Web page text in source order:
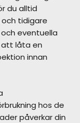
du alltid
tidigare
eventuella
att låta en
innan
hos de
påverkar din